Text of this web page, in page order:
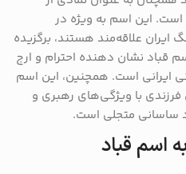
این اسم به ویژه در
ایران علاقه‌مند هستند، برگزیده
قباد نشان ‌دهنده احترام و ارج
ایرانی است. همچنین، این اسم
فرزندی با ویژگی‌های رهبری و
ساسانی متجلی است.
اسم قباد